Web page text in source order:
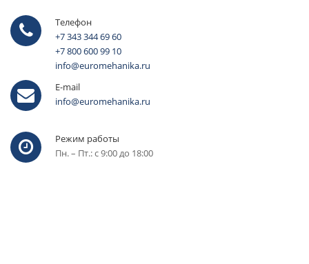
Телефон
+7 343 344 69 60
+7 800 600 99 10
info@euromehanika.ru
E-mail
info@euromehanika.ru
Режим работы
Пн. – Пт.: с 9:00 до 18:00